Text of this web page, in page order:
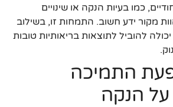
כמו בעיות הנקה או שינויים
מקור ידע חשוב. התמחות זו, בשילוב
להוביל לתוצאות בריאותיות טובות
התמיכה
הנקה